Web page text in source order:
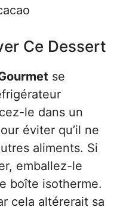
Ce Dessert
se
le dans un
éviter qu’il ne
aliments. Si
emballez-le
boîte isotherme.
cela altérerait sa